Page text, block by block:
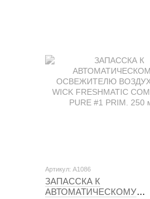
Артикул: A1086
ЗАПАССКА К
АВТОМАТИЧЕСКОМУ